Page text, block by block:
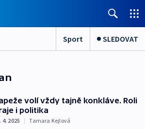
Sport SLEDOVAT
volí vždy tajně konkláve. Roli
i politika
4. 2025 | Tamara Kejlová